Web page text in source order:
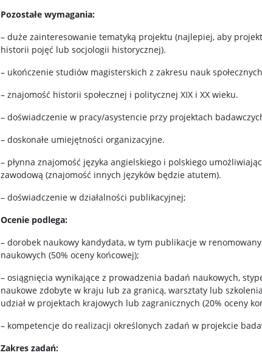
Pozostałe wymagania:
– duże zainteresowanie tematyką projektu (najlepiej, aby
historii pojęć lub socjologii historycznej).
– ukończenie studiów magisterskich z zakresu nauk
– znajomość historii społecznej i politycznej XIX i XX wieku.
– doświadczenie w pracy/asystencie przy projektach
– doskonałe umiejętności organizacyjne.
– płynna znajomość języka angielskiego i polskiego
zawodową (znajomość innych języków będzie atutem).
– doświadczenie w działalności publikacyjnej;
Ocenie podlega:
– dorobek naukowy kandydata, w tym publikacje w
naukowych (50% oceny końcowej);
– osiągnięcia wynikające z prowadzenia badań naukowych,
naukowe zdobyte w kraju lub za granicą, warsztaty lub
udział w projektach krajowych lub zagranicznych (20% oceny
– kompetencje do realizacji określonych zadań w projekcie
Zakres zadań: